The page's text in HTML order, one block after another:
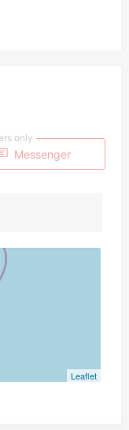
only
Messenger
Leaflet